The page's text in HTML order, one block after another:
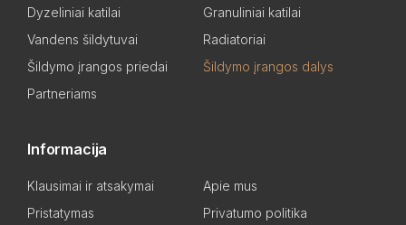
Dyzeliniai katilai
Granuliniai katilai
Vandens šildytuvai
Radiatoriai
Šildymo įrangos priedai
Šildymo įrangos dalys
Partneriams
Informacija
Klausimai ir atsakymai
Apie mus
Pristatymas
Privatumo politika